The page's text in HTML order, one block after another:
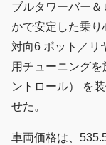
ブルタワーバー
かで安定した乗り
対向6 ポット／リ
用チューニング
ントロール） を
せた。
車両価格は、